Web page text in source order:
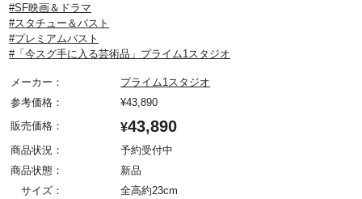
#SF映画＆ドラマ
#スタチュー＆バスト
#プレミアムバスト
#「今スグ手に入る芸術品」プライム1スタジオ
メーカー：
プライム1スタジオ
参考価格：
¥43,890
販売価格：
¥43,890
商品状況：
予約受付中
商品状態：
新品
サイズ：
全高約23cm